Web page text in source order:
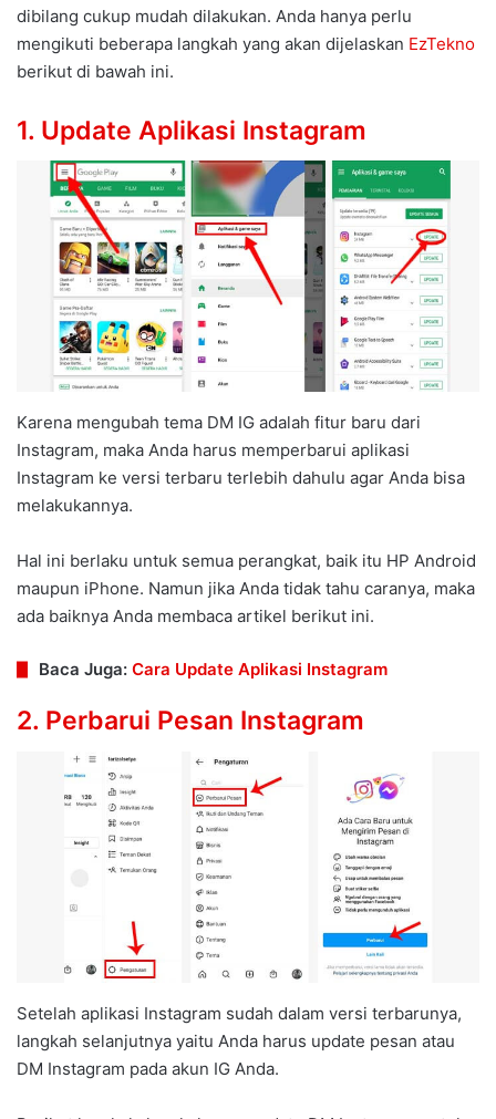
dibilang cukup mudah dilakukan. Anda hanya perlu
mengikuti beberapa langkah yang akan dijelaskan EzTekno
berikut di bawah ini.
1. Update Aplikasi Instagram
Karena mengubah tema DM IG adalah fitur baru dari
Instagram, maka Anda harus memperbarui aplikasi
Instagram ke versi terbaru terlebih dahulu agar Anda bisa
melakukannya.
Hal ini berlaku untuk semua perangkat, baik itu HP Android
maupun iPhone. Namun jika Anda tidak tahu caranya, maka
ada baiknya Anda membaca artikel berikut ini.
Baca Juga: Cara Update Aplikasi Instagram
2. Perbarui Pesan Instagram
Setelah aplikasi Instagram sudah dalam versi terbarunya,
langkah selanjutnya yaitu Anda harus update pesan atau
DM Instagram pada akun IG Anda.